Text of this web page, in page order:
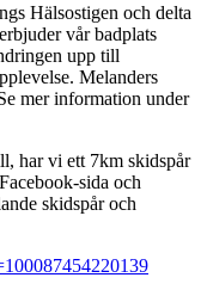
Hälsostigen och delta
vår badplats
upp till
Melanders
mer information under
har vi ett 7km skidspår
sida och
skidspår och